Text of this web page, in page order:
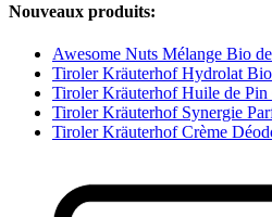
Nouveaux produits:
Awesome Nuts Mélange Bio
Tiroler Kräuterhof Hydrolat
Tiroler Kräuterhof Huile de
Tiroler Kräuterhof Synergie
Tiroler Kräuterhof Crème